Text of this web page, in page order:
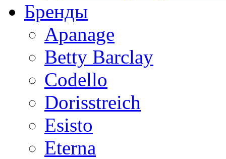
Бренды
Apanage
Betty Barclay
Codello
Dorisstreich
Esisto
Eterna